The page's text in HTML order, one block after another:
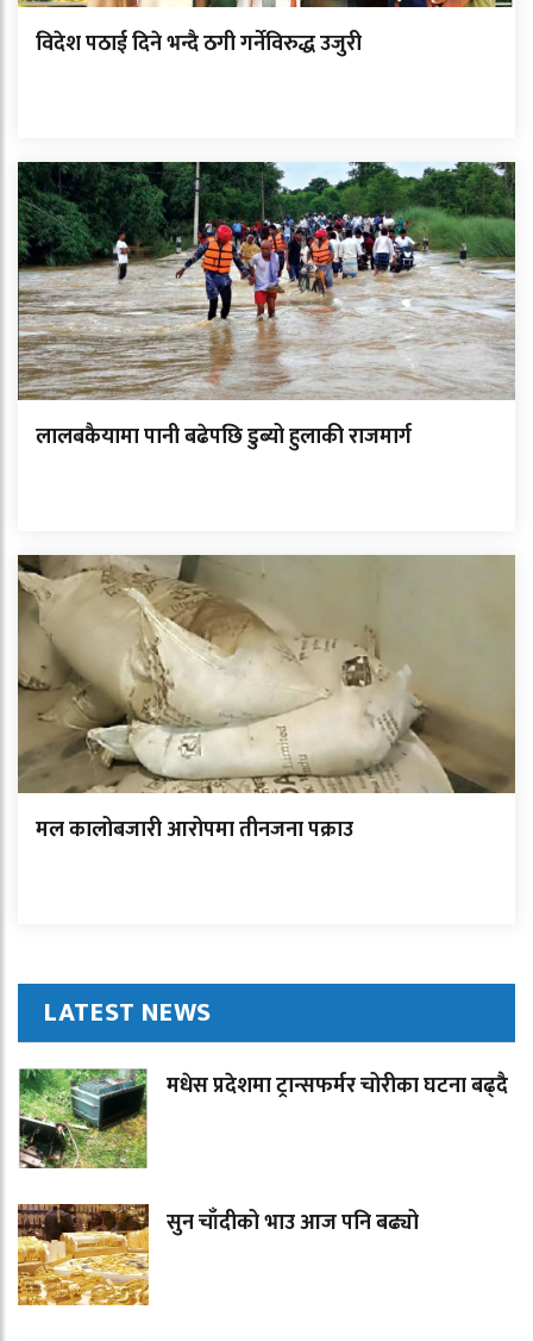
विदेश पठाई दिने भन्दै ठगी गर्नेविरुद्ध उजुरी
लालबकैयामा पानी बढेपछि डुब्यो हुलाकी राजमार्ग
मल कालोबजारी आरोपमा तीनजना पक्राउ
LATEST NEWS
मधेस प्रदेशमा ट्रान्सफर्मर चोरीका घटना बढ्दै
सुन चाँदीको भाउ आज पनि बढ्यो